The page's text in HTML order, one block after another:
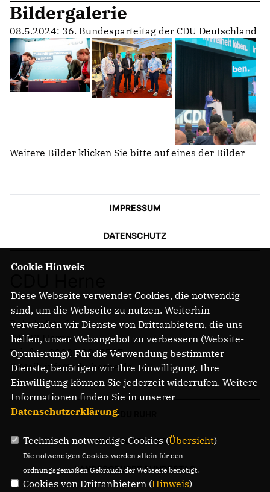
Bildergalerie
08.5.2024: 36. Bundesparteitag der CDU Deutschland
Weitere Bilder klicken Sie bitte auf eines der Bilder
IMPRESSUM
DATENSCHUTZ
Bahnhofstr. 84
44623 Herne
Telefon: 02323 2043737
E-Mail: info@cdu-herne.de
CDU RUHR
LANDTAGSFRAKTION
LANDESGRUPPE BUNDESTAG
Cookie Hinweis
Diese Webseite verwendet Cookies, die notwendig
sind, um die Webseite zu nutzen. Weiterhin
verwenden wir Dienste von Drittanbietern, die uns
helfen, unser Webangebot zu verbessern (Website-
Optmierung). Für die Verwendung bestimmter
Dienste, benötigen wir Ihre Einwilligung. Ihre
Einwilligung können Sie jederzeit widerrufen. Weitere
Informationen finden Sie in unserer
Datenschutzerklärung.
Technisch notwendige Cookies (Übersicht)
Die notwendigen Cookies werden allein für den
ordnungsgemäßen Gebrauch der Webseite benötigt.
Cookies von Drittanbietern (Hinweis)